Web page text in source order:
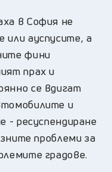
в София не
или ауспусите, а
фини
прах и
се вдигат
и
- ресуспендиране
проблеми за
градове.